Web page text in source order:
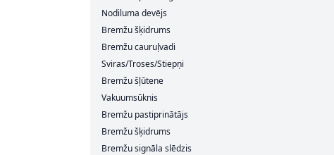
Nodiluma devējs
Bremžu šķidrums
Bremžu cauruļvadi
Sviras/Troses/Stiepņi
Bremžu šļūtene
Vakuumsūknis
Bremžu pastiprinātājs
Bremžu šķidrums
Bremžu signāla slēdzis